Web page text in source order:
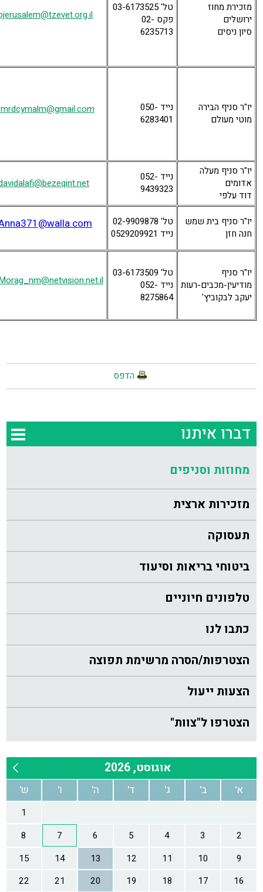
מזכירת מחוז
ירושלים
סיון ניסים
טל' 03-6173525
פקס 02-
6235713
יו"ר סניף הבירה
מוטי מעולם
נייד 050-
6283401
mrdcymalm@gmail.com
יו"ר סניף מעלה
אדומים
דוד עלפי
נייד 052-
9439323
יו"ר סניף בית שמש
חנה חזן
טל' 02-9909878
נייד 0529209921
יו"ר סניף
מודיעין-מכבים-רעות
יעקב לבקוביץ'
טל' 03-6173509
נייד 052-
8275864
הדפס
דברו איתנו
מחוזות וסניפים
מזכירות ארצית
תעסוקה
ביטוחי בריאות וסיעוד
טלפונים חיוניים
כתבו לנו
הצטרפות/הסרה מרשימת תפוצה
הצעות ייעול
הצטרפו ל"צוות"